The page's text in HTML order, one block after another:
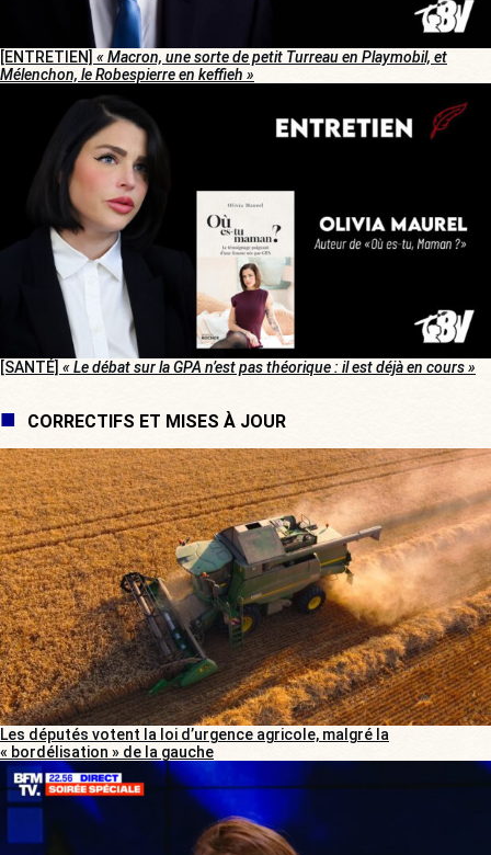
[ENTRETIEN] « Macron, une sorte de petit Turreau en Playmobil, et
Mélenchon, le Robespierre en keffieh »
[SANTÉ] « Le débat sur la GPA n’est pas théorique : il est déjà en cours »
CORRECTIFS ET MISES À JOUR
Les députés votent la loi d’urgence agricole, malgré la
« bordélisation » de la gauche